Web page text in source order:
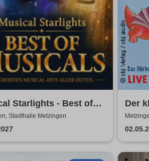
Starlights - Best of
Stadthalle Metzingen
Der
-